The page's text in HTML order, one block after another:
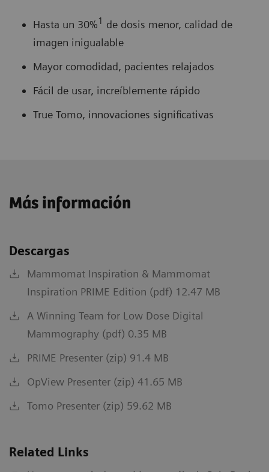
Hasta un 30%1 de dosis menor, calidad de
imagen inigualable
Mayor comodidad, pacientes relajados
Fácil de usar, increíblemente rápido
True Tomo, innovaciones significativas
Más información
Descargas
Mammomat Inspiration & Mammomat
Inspiration PRIME Edition (pdf) 12.47 MB
A Winning Team for Low Dose Digital
Mammography (pdf) 0.35 MB
PRIME Presenter (zip) 91.4 MB
OpView Presenter (zip) 41.65 MB
Tomo Presenter (zip) 59.62 MB
Related Links